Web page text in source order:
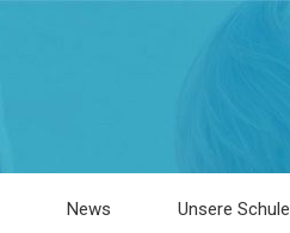
News Unsere Schule